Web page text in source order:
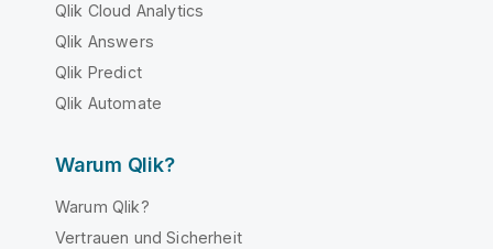
Qlik Cloud Analytics
Qlik Answers
Qlik Predict
Qlik Automate
Warum Qlik?
Warum Qlik?
Vertrauen und Sicherheit